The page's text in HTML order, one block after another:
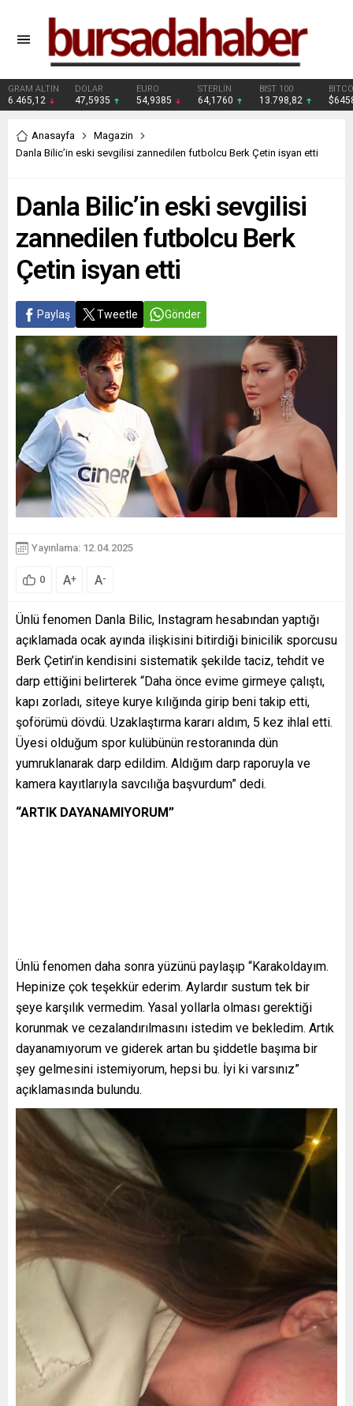
GRAM ALTIN
6.465,12
DOLAR
47,5935
EURO
54,9385
STERLİN
64,1760
BIST 100
13.798,82
Anasayfa
Magazin
Danla Bilic’in eski sevgilisi zannedilen futbolcu Berk Çetin isyan etti
Danla Bilic’in eski sevgilisi
zannedilen futbolcu Berk
Çetin isyan etti
Paylaş Tweetle Gönder
Yayınlama: 12.04.2025
0 A+ A-
Ünlü fenomen Danla Bilic, Instagram hesabından yaptığı
açıklamada ocak ayında ilişkisini bitirdiği binicilik sporcusu
Berk Çetin’in kendisini sistematik şekilde taciz, tehdit ve
darp ettiğini belirterek “Daha önce evime girmeye çalıştı,
kapı zorladı, siteye kurye kılığında girip beni takip etti,
şoförümü dövdü. Uzaklaştırma kararı aldım, 5 kez ihlal etti.
Üyesi olduğum spor kulübünün restoranında dün
yumruklanarak darp edildim. Aldığım darp raporuyla ve
kamera kayıtlarıyla savcılığa başvurdum” dedi.
“ARTIK DAYANAMIYORUM”
Ünlü fenomen daha sonra yüzünü paylaşıp “Karakoldayım.
Hepinize çok teşekkür ederim. Aylardır sustum tek bir
şeye karşılık vermedim. Yasal yollarla olması gerektiği
korunmak ve cezalandırılmasını istedim ve bekledim. Artık
dayanamıyorum ve giderek artan bu şiddetle başıma bir
şey gelmesini istemiyorum, hepsi bu. İyi ki varsınız”
açıklamasında bulundu.